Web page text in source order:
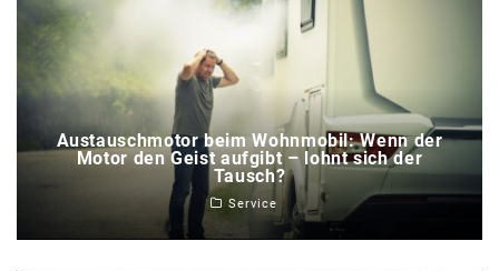
Austauschmotor beim Wohnmobil: Wenn der
Motor den Geist aufgibt – lohnt sich der
Tausch?
Service